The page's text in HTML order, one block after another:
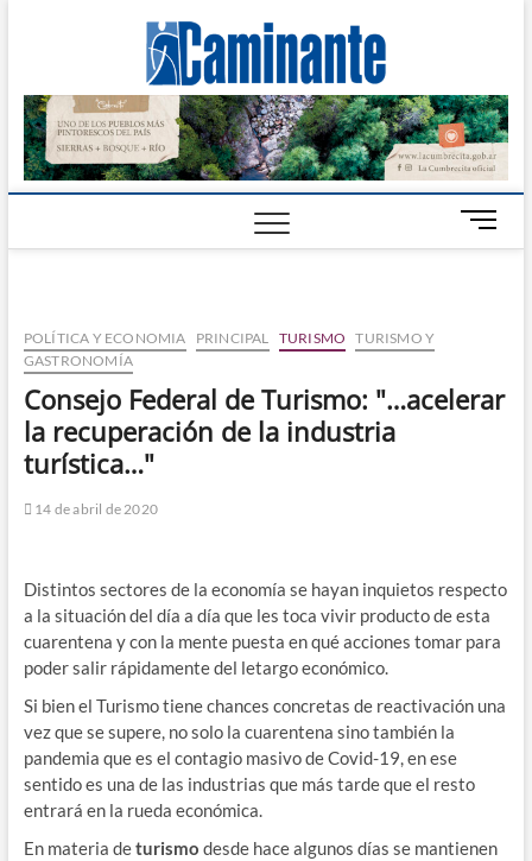
Digital
CALAMUCHITA
B
o
m
POLÍTICA Y ECONOMIA PRINCIPAL TURISMO
TURISMO Y
GASTRONOMÍA
Consejo Federal de Turismo: "…acelerar
la recuperación de la industria
turística…"
14 de abril de 2020
Distintos sectores de la economía se hayan inquietos respecto
a la situación del día a día que les toca vivir producto de esta
cuarentena y con la mente puesta en qué acciones tomar para
poder salir rápidamente del letargo económico.
Si bien el Turismo tiene chances concretas de reactivación una
vez que se supere, no solo la cuarentena sino también la
pandemia que es el contagio masivo de Covid-19, en ese
sentido es una de las industrias que más tarde que el resto
entrará en la rueda económica.
En materia deturismo desde hace algunos días se mantienen